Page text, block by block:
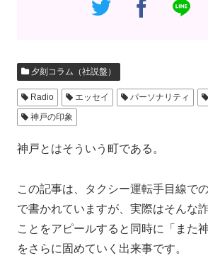
夕刻コラム（社説盤）
Radio エッセイ パーソナリティ
神戸の印象
神戸とはそういう町である。
この記事は、タクシー運転手目線で
で書かれていますが、実際はそんな
ことをアピールすると同時に「また
をさらに固めていく出来事です。